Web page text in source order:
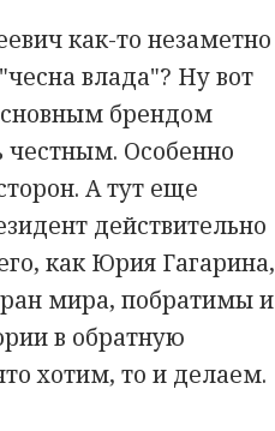
как-то незаметно
влада"? Ну вот
брендом
честным. Особенно
А тут еще
действительно
как Юрия Гагарина,
мира, побратимы и
в обратную
хотим, то и делаем.